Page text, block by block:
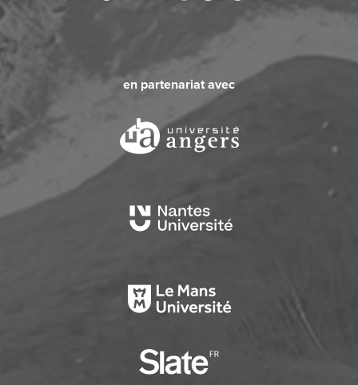
en partenariat avec